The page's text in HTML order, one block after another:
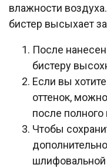
влажности
бистер высыхает
После
бистеру
Если вы
оттенок,
после
Чтобы